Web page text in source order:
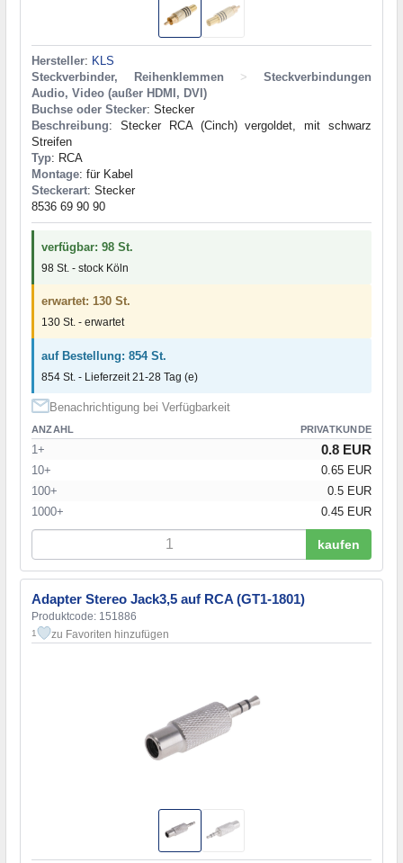
Hersteller: KLS
Steckverbinder, Reihenklemmen
>
Steckverbindungen
Audio, Video (außer HDMI, DVI)
Buchse oder Stecker: Stecker
Beschreibung: Stecker RCA (Cinch) vergoldet, mit schwarz
Streifen
Typ: RCA
Montage: für Kabel
Steckerart: Stecker
8536 69 90 90
verfügbar: 98 St.
98 St. - stock Köln
erwartet: 130 St.
130 St. - erwartet
auf Bestellung: 854 St.
854 St. - Lieferzeit 21-28 Tag (e)
Benachrichtigung bei Verfügbarkeit
ANZAHL PRIVATKUNDE
1+ 0.8 EUR
10+
0.65 EUR
100+
0.5 EUR
1000+
0.45 EUR
kaufen
Adapter Stereo Jack3,5 auf RCA (GT1-1801)
Produktcode: 151886
1 zu Favoriten hinzufügen